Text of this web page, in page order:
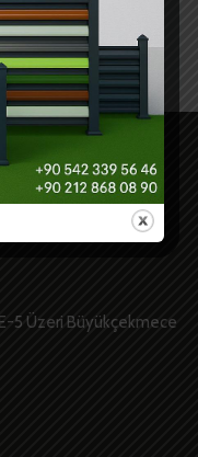
Çit Kapı
5 Üzeri Büyükçekmece